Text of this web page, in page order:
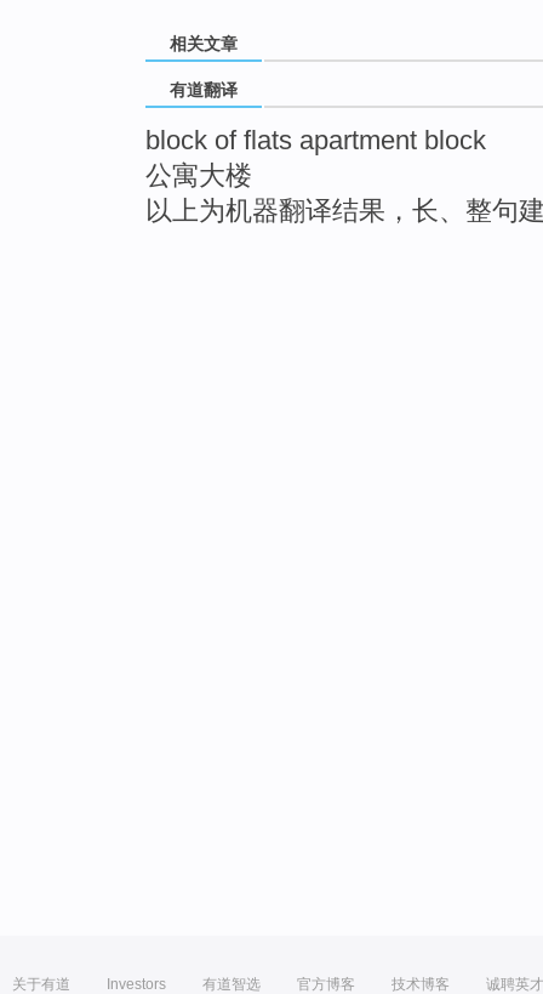
相关文章
有道翻译
block of flats apartment block
公寓大楼
以上为机器翻译结果，长、整句
关于有道 Investors 有道智选 官方博客 技术博客 诚聘英才